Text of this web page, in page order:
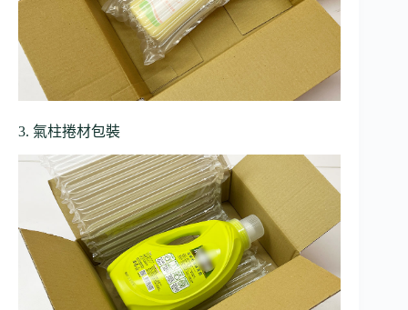
3. 氣柱捲材包裝